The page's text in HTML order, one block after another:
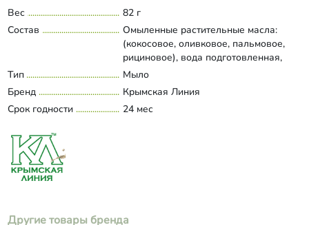
Вес
82 г
Состав
Омыленные растительные масла:
(кокосовое, оливковое, пальмовое,
рициновое), вода подготовленная,
сливки сухие, ежевика тертая,
экстракт ежевики, кармин.
Развернуть состав
Тип
Мыло
Бренд
Крымская Линия
Срок годности
24 мес
Другие товары бренда